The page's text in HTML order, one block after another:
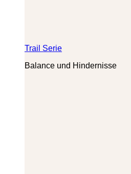
Trail Serie
Balance und Hindernisse